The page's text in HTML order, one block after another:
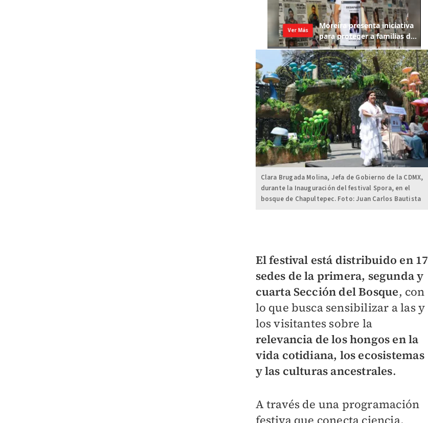
Clara Brugada Molina, Jefa de Gobierno de la CDMX,
durante la Inauguración del festival Spora, en el
bosque de Chapultepec. Foto: Juan Carlos Bautista
El festival está distribuido en 17
sedes de la primera, segunda y
cuarta Sección del Bosque, con
lo que busca sensibilizar a las y
los visitantes sobre la
relevancia de los hongos en la
vida cotidiana, los ecosistemas
y las culturas ancestrales.
A través de una programación